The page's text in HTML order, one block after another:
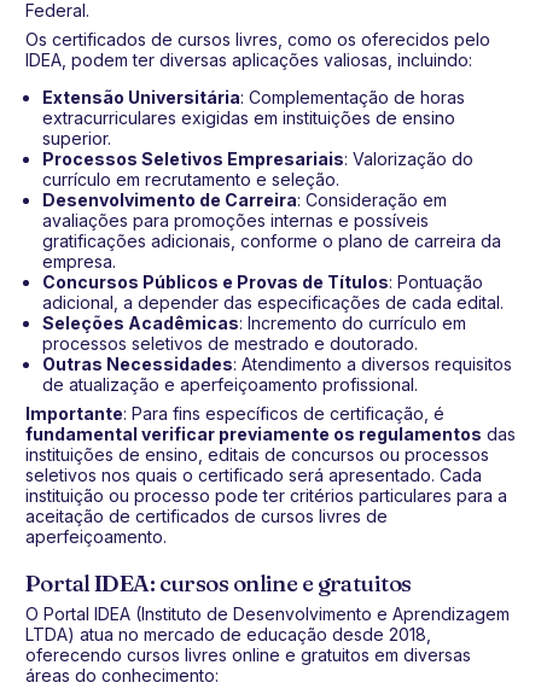
Federal.
Os certificados de cursos livres, como os oferecidos pelo
IDEA, podem ter diversas aplicações valiosas, incluindo:
Extensão Universitária: Complementação de horas
extracurriculares exigidas em instituições de ensino
superior.
Processos Seletivos Empresariais: Valorização do
currículo em recrutamento e seleção.
Desenvolvimento de Carreira: Consideração em
avaliações para promoções internas e possíveis
gratificações adicionais, conforme o plano de carreira da
empresa.
Concursos Públicos e Provas de Títulos: Pontuação
adicional, a depender das especificações de cada edital.
Seleções Acadêmicas: Incremento do currículo em
processos seletivos de mestrado e doutorado.
Outras Necessidades: Atendimento a diversos requisitos
de atualização e aperfeiçoamento profissional.
Importante: Para fins específicos de certificação, é
fundamental verificar previamente os regulamentos das
instituições de ensino, editais de concursos ou processos
seletivos nos quais o certificado será apresentado. Cada
instituição ou processo pode ter critérios particulares para a
aceitação de certificados de cursos livres de
aperfeiçoamento.
Portal IDEA: cursos online e gratuitos
O Portal IDEA (Instituto de Desenvolvimento e Aprendizagem
LTDA) atua no mercado de educação desde 2018,
oferecendo cursos livres online e gratuitos em diversas
áreas do conhecimento: